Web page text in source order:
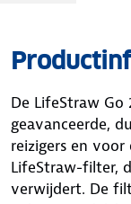
De LifeStraw Go
geavanceerde,
reizigers en
LifeStraw-filter,
verwijdert. De